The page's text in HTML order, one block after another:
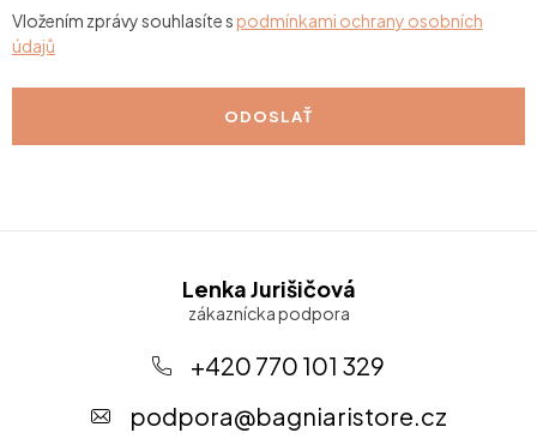
Vložením zprávy souhlasíte s podmínkami ochrany osobních
údajů
ODOSLAŤ
Lenka Jurišičová
+420 770 101 329
podpora@bagniaristore.cz